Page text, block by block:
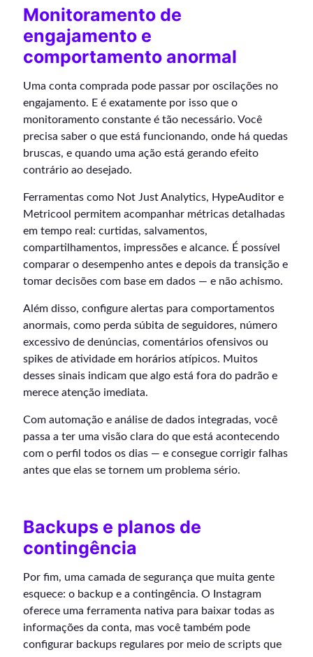
Monitoramento de
engajamento e
comportamento anormal
Uma conta comprada pode passar por oscilações no
engajamento. E é exatamente por isso que o
monitoramento constante é tão necessário. Você
precisa saber o que está funcionando, onde há quedas
bruscas, e quando uma ação está gerando efeito
contrário ao desejado.
Ferramentas como Not Just Analytics, HypeAuditor e
Metricool permitem acompanhar métricas detalhadas
em tempo real: curtidas, salvamentos,
compartilhamentos, impressões e alcance. É possível
comparar o desempenho antes e depois da transição e
tomar decisões com base em dados — e não achismo.
Além disso, configure alertas para comportamentos
anormais, como perda súbita de seguidores, número
excessivo de denúncias, comentários ofensivos ou
spikes de atividade em horários atípicos. Muitos
desses sinais indicam que algo está fora do padrão e
merece atenção imediata.
Com automação e análise de dados integradas, você
passa a ter uma visão clara do que está acontecendo
com o perfil todos os dias — e consegue corrigir falhas
antes que elas se tornem um problema sério.
Backups e planos de
contingência
Por fim, uma camada de segurança que muita gente
esquece: o backup e a contingência. O Instagram
oferece uma ferramenta nativa para baixar todas as
informações da conta, mas você também pode
configurar backups regulares por meio de scripts que